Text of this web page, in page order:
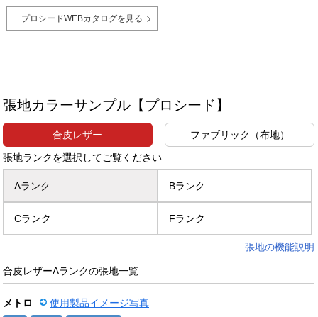
プロシードWEBカタログを見る